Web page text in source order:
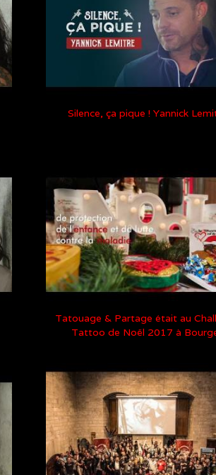
Silence, ça pique ! Yannick
Tatouage & Partage était au
Tattoo de Noël 2017 à